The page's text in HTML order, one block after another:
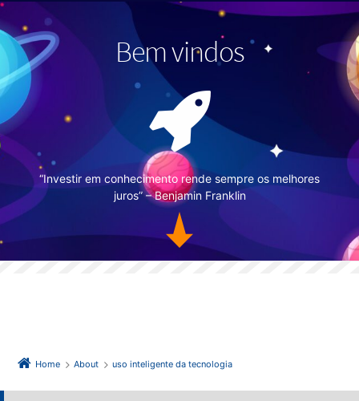
Bem vindos
“Investir em conhecimento rende sempre os melhores
juros” – Benjamin Franklin
Home About uso inteligente da tecnologia